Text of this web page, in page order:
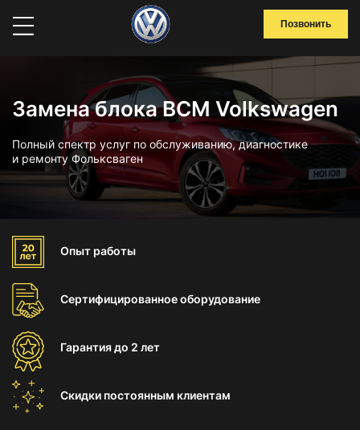
Позвонить
Замена блока BCM Volkswagen
Полный спектр услуг по обслуживанию, диагностике
и ремонту Фольксваген
Опыт работы
Сертифицированноеоборудование
Гарантиядо 2 лет
Скидки постоянным клиентам